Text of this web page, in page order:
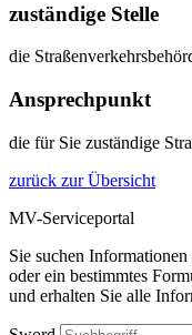
zuständige Stelle
die
Ansprechpunkt
die für Sie zuständige
zurück zur Übersicht
MV-Serviceportal
Sie suchen
oder ein bestimmtes
und erhalten Sie alle